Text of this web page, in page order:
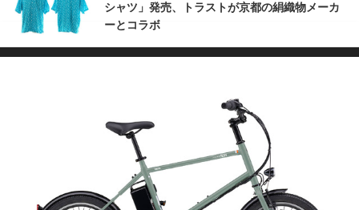
シャツ」発売、トラストが京都の絹織物メーカ
ーとコラボ